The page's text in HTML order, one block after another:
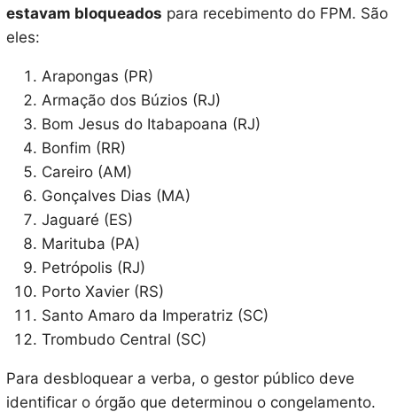
estavam bloqueados para recebimento do FPM. São
eles:
Arapongas (PR)
Armação dos Búzios (RJ)
Bom Jesus do Itabapoana (RJ)
Bonfim (RR)
Careiro (AM)
Gonçalves Dias (MA)
Jaguaré (ES)
Marituba (PA)
Petrópolis (RJ)
Porto Xavier (RS)
Santo Amaro da Imperatriz (SC)
Trombudo Central (SC)
Para desbloquear a verba, o gestor público deve
identificar o órgão que determinou o congelamento.